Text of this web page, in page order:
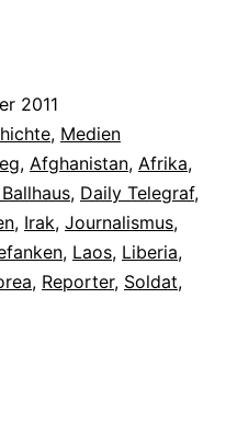
2011
, Medien
, Afghanistan, Afrika,
, Daily Telegraf,
, Irak, Journalismus,
, Laos, Liberia,
, Reporter, Soldat,